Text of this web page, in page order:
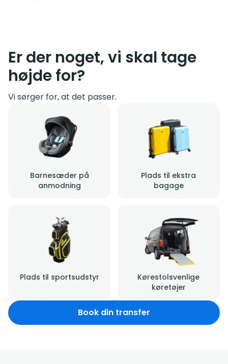
Er der noget, vi skal tage
højde for?
Vi sørger for, at det passer.
Barnesæder på
anmodning
Plads til ekstra
bagage
Plads til sportsudstyr
Kørestolsvenlige
køretøjer
Book din transfer